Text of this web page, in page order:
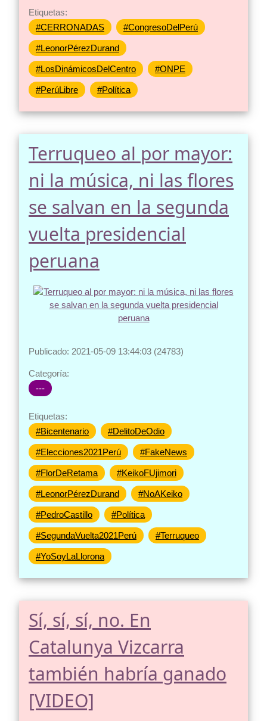
Etiquetas:
#CERRONADAS
#CongresoDelPerú
#LeonorPérezDurand
#LosDinámicosDelCentro #ONPE
#PerúLibre #Política
Terruqueo al por mayor:
ni la música, ni las flores
se salvan en la segunda
vuelta presidencial
peruana
Publicado: 2021-05-09 13:44:03 (24783)
Categoría:
---
Etiquetas:
#Bicentenario
#DelitoDeOdio
#Elecciones2021Perú #FakeNews
#FlorDeRetama #KeikoFUjimori
#LeonorPérezDurand #NoAKeiko
#PedroCastillo #Política
#SegundaVuelta2021Perú #Terruqueo
#YoSoyLaLlorona
Sí, sí, sí, no. En
Catalunya Vizcarra
también habría ganado
[VIDEO]